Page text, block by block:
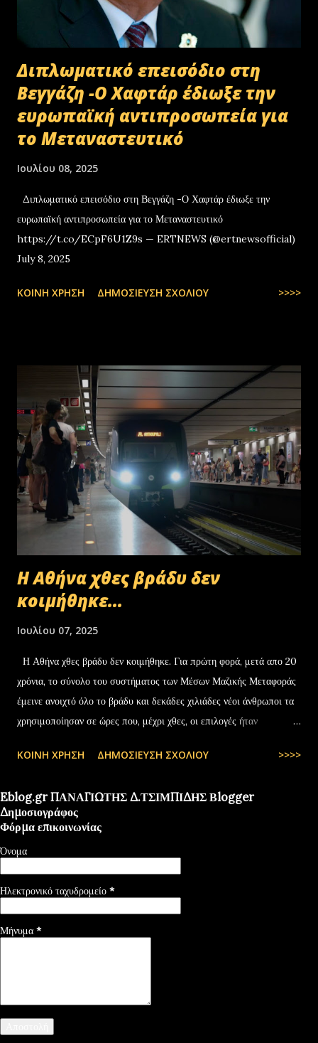
Διπλωματικό επεισόδιο στη
Βεγγάζη -Ο Χαφτάρ έδιωξε την
ευρωπαϊκή αντιπροσωπεία για
το Μεταναστευτικό
Ιουλίου 08, 2025
Διπλωματικό επεισόδιο στη Βεγγάζη -Ο Χαφτάρ έδιωξε την
ευρωπαϊκή αντιπροσωπεία για το Μεταναστευτικό
https://t.co/ECpF6U1Z9s — ERTNEWS (@ertnewsofficial)
July 8, 2025
ΚΟΙΝΉ ΧΡΉΣΗ ΔΗΜΟΣΊΕΥΣΗ ΣΧΟΛΊΟΥ >>>>
Η Αθήνα χθες βράδυ δεν
κοιμήθηκε...
Ιουλίου 07, 2025
Η Αθήνα χθες βράδυ δεν κοιμήθηκε. Για πρώτη φορά, μετά απο 20
χρόνια, το σύνολο του συστήματος των Μέσων Μαζικής Μεταφοράς
έμεινε ανοιχτό όλο το βράδυ και δεκάδες χιλιάδες νέοι άνθρωποι τα
χρησιμοποίησαν σε ώρες που, μέχρι χθες, οι επιλογές ήταν
2025
ΚΟΙΝΉ ΧΡΉΣΗ ΔΗΜΟΣΊΕΥΣΗ ΣΧΟΛΊΟΥ >>>>
Eblog.gr ΠΑΝΑΓΙΩΤΗΣ Δ.ΤΣΙΜΠΙΔΗΣ Βlogger
Δημοσιογράφος
Φόρμα επικοινωνίας
Όνομα
Ηλεκτρονικό ταχυδρομείο *
Μήνυμα *